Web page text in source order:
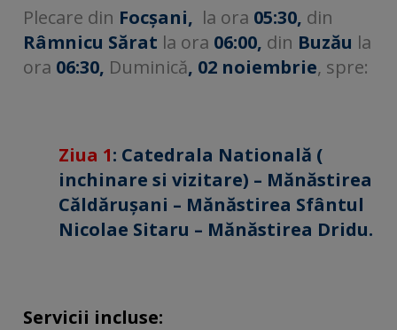
Plecare din Focșani, la ora 05:30, din
Râmnicu Sărat la ora 06:00, din Buzău la
ora 06:30, Duminică, 02 noiembrie, spre:
Ziua 1: Catedrala Natională (
inchinare si vizitare) – Mănăstirea
Căldărușani – Mănăstirea Sfântul
Nicolae Sitaru – Mănăstirea Dridu.
Servicii incluse: